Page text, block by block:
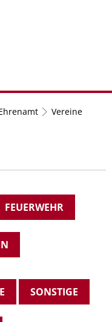
Vereine
FEUERWEHR
SONSTIGE